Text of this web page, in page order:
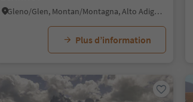
Gleno/Glen, Montan/Montagna, Alto Adige Wine Road
Plus d’information